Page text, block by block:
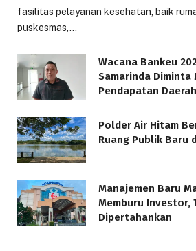
fasilitas pelayanan kesehatan, baik
puskesmas,…
Wacana Bankeu
Samarinda Diminta
Pendapatan Daerah
Polder Air Hitam
Ruang Publik Baru
Manajemen Baru
Memburu Investor,
Dipertahankan